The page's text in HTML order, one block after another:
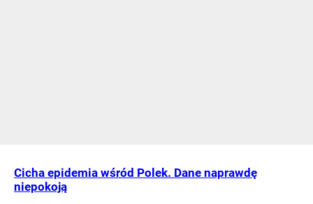
Cicha epidemia wśród Polek. Dane naprawdę
niepokoją